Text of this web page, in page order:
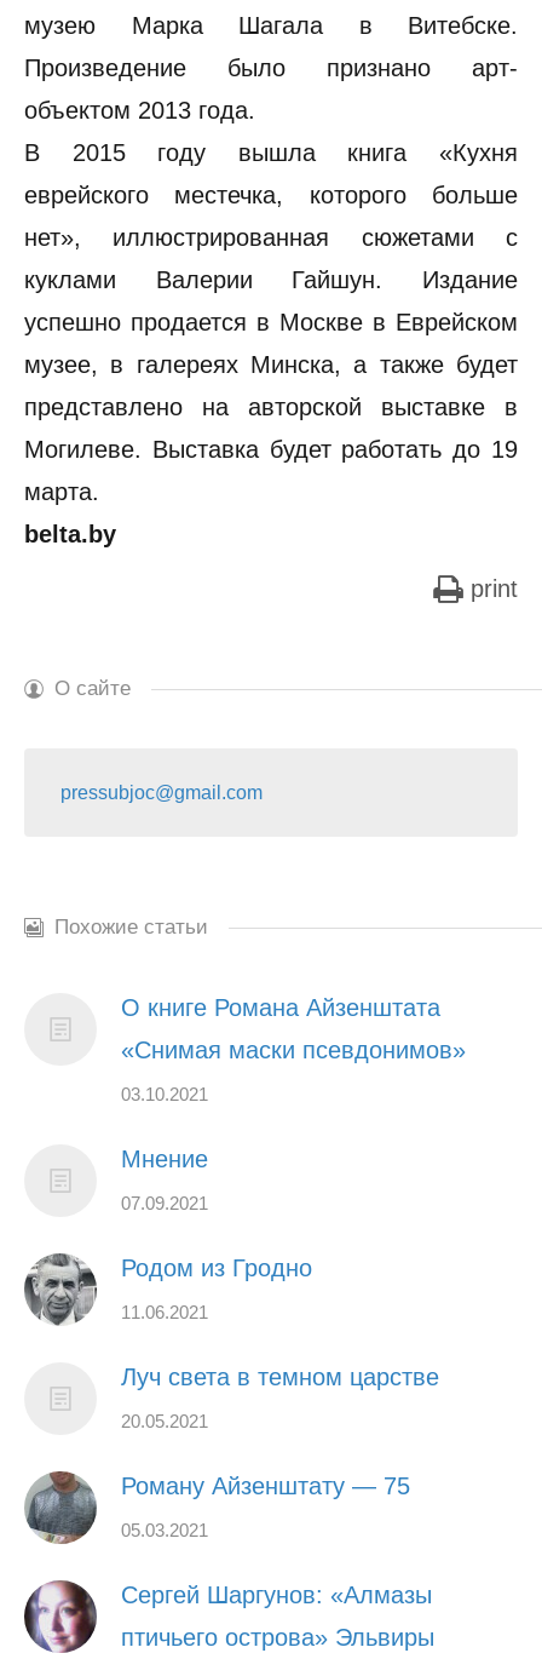
музею Марка Шагала в Витебске.
Произведение было признано арт-
объектом 2013 года.
В 2015 году вышла книга «Кухня
еврейского местечка, которого больше
нет», иллюстрированная сюжетами с
куклами Валерии Гайшун. Издание
успешно продается в Москве в Еврейском
музее, в галереях Минска, а также будет
представлено на авторской выставке в
Могилеве. Выставка будет работать до 19
марта.
belta.by
print
О сайте
pressubjoc@gmail.com
Похожие статьи
О книге Романа Айзенштата
«Снимая маски псевдонимов»
03.10.2021
Мнение
07.09.2021
Родом из Гродно
11.06.2021
Луч света в темном царстве
20.05.2021
Роману Айзенштату — 75
05.03.2021
Сергей Шаргунов: «Алмазы
птичьего острова» Эльвиры